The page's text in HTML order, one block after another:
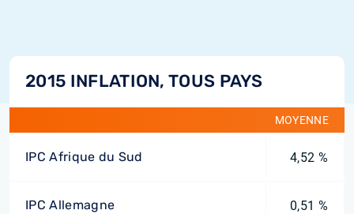
2015 INFLATION, TOUS PAYS
MOYENNE
IPC Afrique du Sud 4,52 %
IPC Allemagne 0,51 %